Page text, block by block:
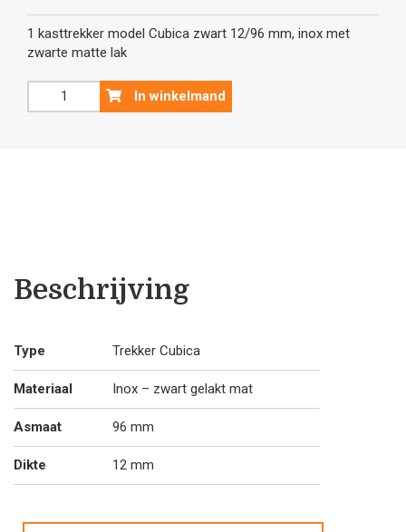
1 kasttrekker model Cubica zwart 12/96 mm, inox met
zwarte matte lak
Zwarte
kasttrekker
In winkelmand
Beschrijving
Type Trekker Cubica
Materiaal Inox – zwart gelakt mat
Asmaat 96 mm
Dikte 12 mm